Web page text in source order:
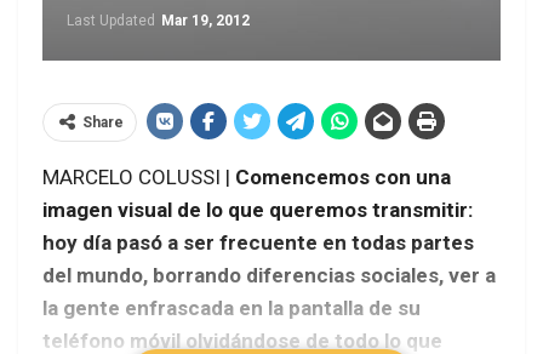
Last Updated Mar 19, 2012
Share
MARCELO COLUSSI | Comencemos con una
imagen visual de lo que queremos transmitir:
hoy día pasó a ser frecuente en todas partes
del mundo, borrando diferencias sociales, ver a
la gente enfrascada en la pantalla de su
teléfono móvil olvidándose de todo lo que